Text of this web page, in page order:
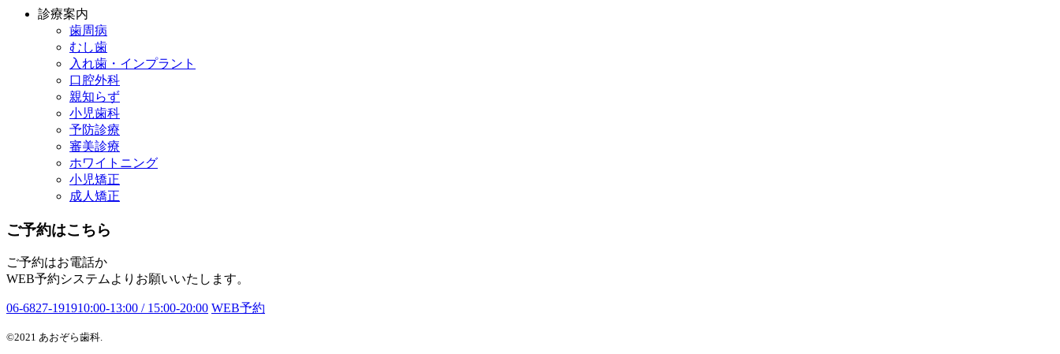
診療案内
歯周病
むし歯
入れ歯・インプラント
口腔外科
親知らず
小児歯科
予防診療
審美診療
ホワイトニング
小児矯正
成人矯正
ご予約はこちら
ご予約はお電話か
WEB予約システムよりお願いいたします。
06-6827-191910:00-13:00 / 15:00-20:00 WEB予約
©2021 あおぞら歯科.